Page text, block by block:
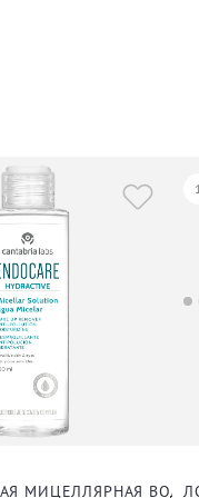
КОЖИ ДЛЯ ЛИЦА
МИЦЕЛЛЯРНАЯ ВОДА